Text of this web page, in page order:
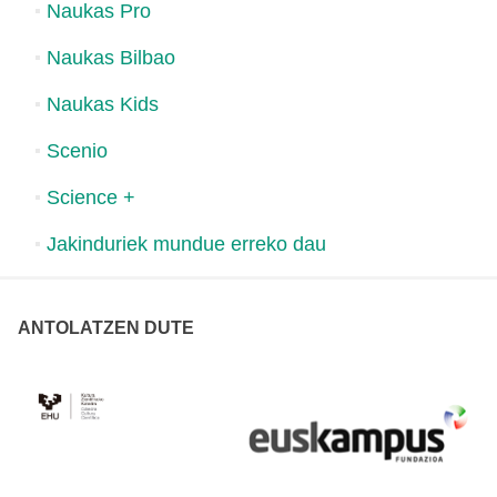
Naukas Pro
Naukas Bilbao
Naukas Kids
Scenio
Science +
Jakinduriek mundue erreko dau
ANTOLATZEN DUTE